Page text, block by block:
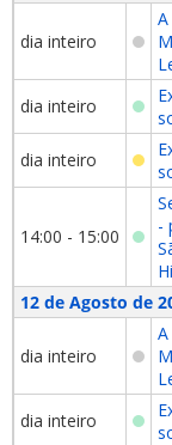
dia inteiro
dia inteiro
dia inteiro
14:00 - 15:00
-
12 de Agosto de
dia inteiro
dia inteiro